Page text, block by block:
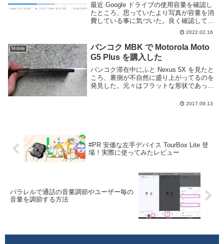
最近 Google ドライブの使用容量を確認し
たところ、思っていたより写真が容量を消
費している事に気づいた。良く確認してみ
ると、未圧縮状態の写真がアップロードさ
れているようだった。現在利用している
Pixel 6 では写真を圧縮してアップロ...
2022.02.16
Mobile
バンコク MBK で Motorola Moto
G5 Plus を購入した
バンコク滞在中にふと Nexus 5X を見たと
ころ、裏側が不自然に盛り上がってるのを
発見した。元々はフラットな形状であった
まま使い続けるのは危険だし、最近は謎の
2017.09.13
#PR 安価な左手デバイス TourBox Lite 登
場！実際に使ってみたレビュー
パラレルで通話の音量調節やユーザー毎の
音量を調節する方法